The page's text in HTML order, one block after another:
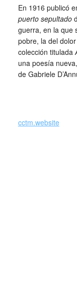
En 1916 publicó
puerto sepultado
guerra, en la que
pobre, la del
colección titulada
una poesía
de Gabriele
cctm.website